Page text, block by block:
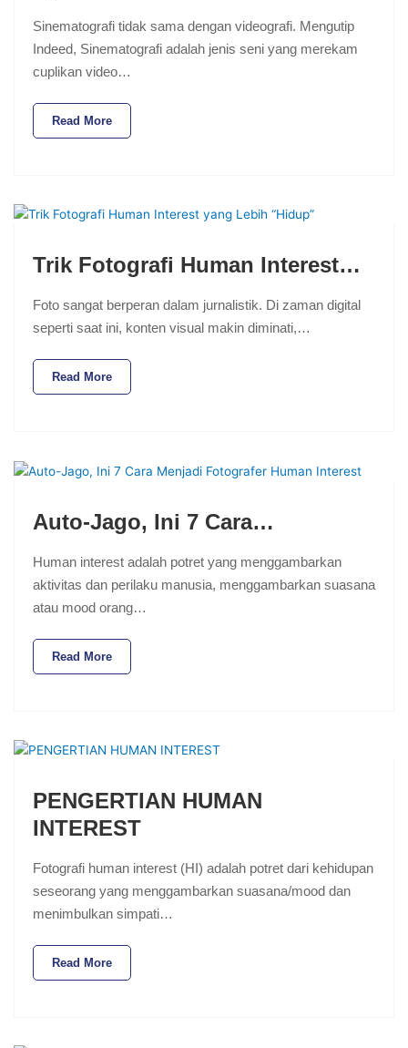
Sinematografi tidak sama dengan videografi. Mengutip
Indeed, Sinematografi adalah jenis seni yang merekam
cuplikan video…
Read More
Trik Fotografi Human Interest…
Foto sangat berperan dalam jurnalistik. Di zaman digital
seperti saat ini, konten visual makin diminati,…
Read More
Auto-Jago, Ini 7 Cara…
Human interest adalah potret yang menggambarkan
aktivitas dan perilaku manusia, menggambarkan suasana
atau mood orang…
Read More
PENGERTIAN HUMAN
INTEREST
Fotografi human interest (HI) adalah potret dari kehidupan
seseorang yang menggambarkan suasana/mood dan
menimbulkan simpati…
Read More